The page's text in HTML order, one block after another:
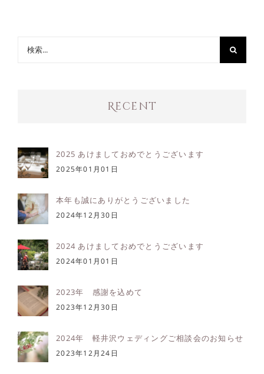
Recent
2025 あけましておめでとうございます
2025年01月01日
本年も誠にありがとうございました
2024年12月30日
2024 あけましておめでとうございます
2024年01月01日
2023年 感謝を込めて
2023年12月30日
2024年 軽井沢ウェディングご相談会のお知らせ
2023年12月24日